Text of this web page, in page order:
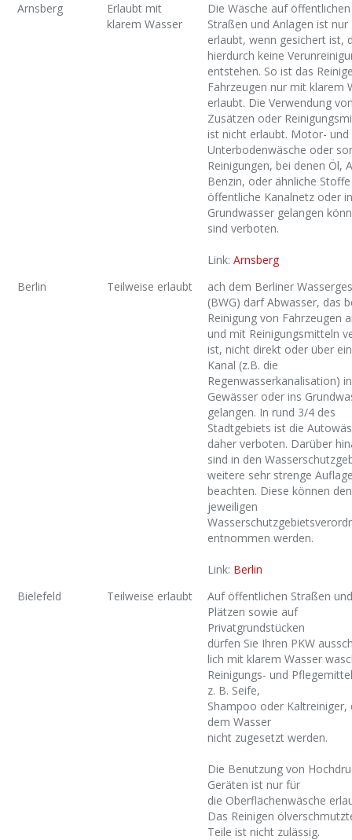
Arnsberg
Erlaubt mit
klarem Wasser
Die Wäsche auf öffentlichen
Straßen und Anlagen ist nur
erlaubt, wenn gesichert ist,
hierdurch keine
entstehen. So ist das
Fahrzeugen nur mit klarem
erlaubt. Die Verwendung
Zusätzen oder
ist nicht erlaubt. Motor- und
Unterbodenwäsche oder
Reinigungen, bei denen Öl,
Benzin, oder ähnliche
öffentliche Kanalnetz oder
Grundwasser gelangen
sind verboten.
Link: Arnsberg
Berlin
Teilweise erlaubt
ach dem Berliner
(BWG) darf Abwasser, das
Reinigung von Fahrzeugen
und mit Reinigungsmitteln
ist, nicht direkt oder über
Kanal (z.B. die
Regenwasserkanalisation)
Gewässer oder ins
gelangen. In rund 3/4 des
Stadtgebiets ist die
daher verboten. Darüber
sind in den
weitere sehr strenge
beachten. Diese können den
jeweiligen
entnommen werden.
Link: Berlin
Bielefeld
Teilweise erlaubt
Auf öffentlichen Straßen und
Plätzen sowie auf
Privatgrundstücken
dürfen Sie Ihren PKW
lich mit klarem Wasser
Reinigungs- und
z. B. Seife,
Shampoo oder Kaltreiniger,
dem Wasser
nicht zugesetzt werden.
Die Benutzung von
Geräten ist nur für
die Oberflächenwäsche
Das Reinigen
Teile ist nicht zulässig.